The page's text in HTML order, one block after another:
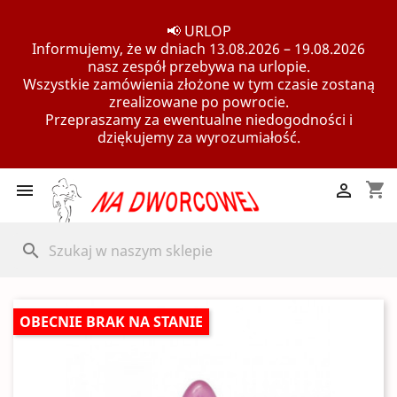
📢 URLOP
Informujemy, że w dniach 13.08.2026 – 19.08.2026
nasz zespół przebywa na urlopie.
Wszystkie zamówienia złożone w tym czasie zostaną
zrealizowane po powrocie.
Przepraszamy za ewentualne niedogodności i
dziękujemy za wyrozumiałość.
 shopping_cart

search
OBECNIE BRAK NA STANIE